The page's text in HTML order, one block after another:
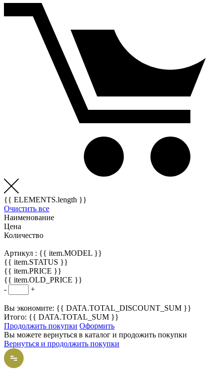
{{ ELEMENTS.length }}
Очистить все
Наименование
Цена
Количество
Артикул : {{ item.MODEL }}
{{ item.STATUS }}
{{ item.PRICE }}
{{ item.OLD_PRICE }}
-
+
Вы экономите: {{ DATA.TOTAL_DISCOUNT_SUM }}
Итого: {{ DATA.TOTAL_SUM }}
Продолжить покупки Оформить
Вы можете вернуться в каталог и продожить покупки
Вернуться и продолжить покупки